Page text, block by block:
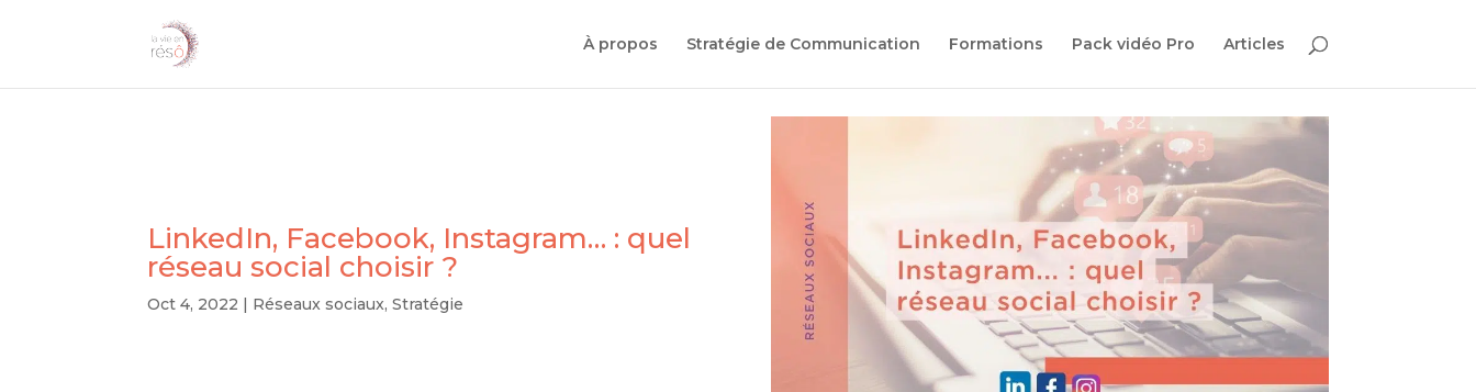
À propos Stratégie de Communication Formations Pack vidéo Pro Articles
LinkedIn, Facebook, Instagram… : quel
réseau social choisir ?
Oct 4, 2022 Réseaux sociaux,Stratégie